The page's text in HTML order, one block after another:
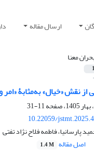
ارسال مقاله
معنا
1
نقش «خیال» به‌مثابۀ
11-31
10.22059/
پارسانیا، فاطمه فلاح نژاد تفتی
اصل مقاله 1.4 M